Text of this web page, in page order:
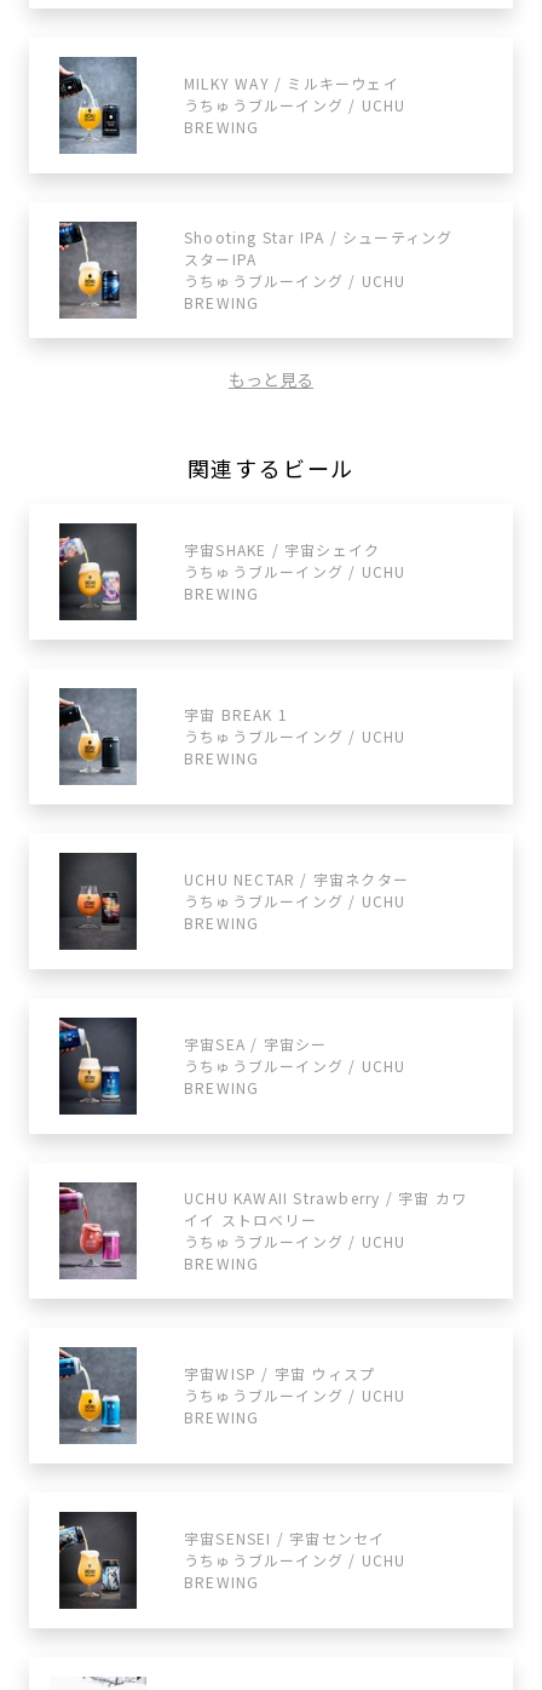
MILKY WAY / ミルキーウェイ
うちゅうブルーイング / UCHU
BREWING
Shooting Star IPA / シューティング
スターIPA
うちゅうブルーイング / UCHU
BREWING
もっと見る
関連するビール
宇宙SHAKE / 宇宙シェイク
うちゅうブルーイング / UCHU
BREWING
宇宙 BREAK 1
うちゅうブルーイング / UCHU
BREWING
UCHU NECTAR / 宇宙ネクター
うちゅうブルーイング / UCHU
BREWING
宇宙SEA / 宇宙シー
うちゅうブルーイング / UCHU
BREWING
UCHU KAWAII Strawberry / 宇宙 カワ
イイ ストロベリー
うちゅうブルーイング / UCHU
BREWING
宇宙WISP / 宇宙 ウィスプ
うちゅうブルーイング / UCHU
BREWING
宇宙SENSEI / 宇宙センセイ
うちゅうブルーイング / UCHU
BREWING